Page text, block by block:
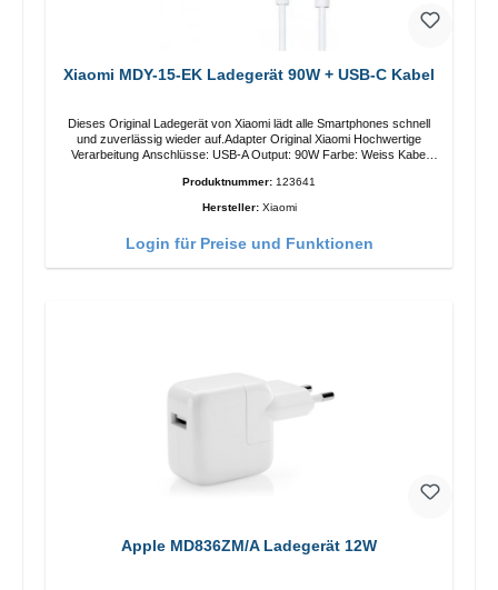
Xiaomi MDY-15-EK Ladegerät 90W + USB-C Kabel
Dieses Original Ladegerät von Xiaomi lädt alle Smartphones schnell
und zuverlässig wieder auf.Adapter Original Xiaomi Hochwertige
Verarbeitung Anschlüsse: USB-A Output: 90W Farbe: Weiss Kabel
Produktnummer: 123641
Hersteller: Xiaomi
Login für Preise und Funktionen
Apple MD836ZM/A Ladegerät 12W